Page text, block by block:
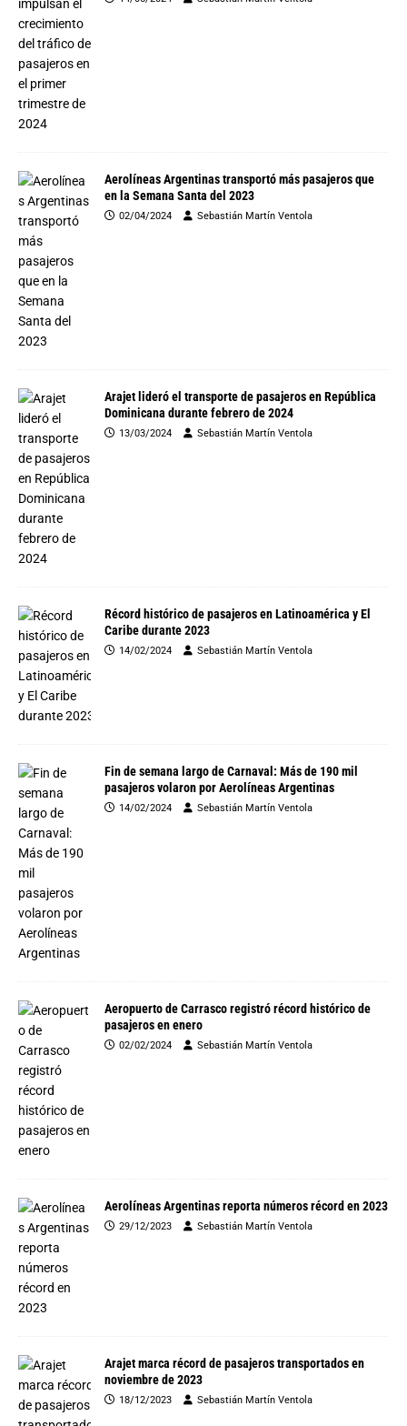
Aerolíneas Argentinas transportó más pasajeros que
en la Semana Santa del 2023
02/04/2024 Sebastián Martín Ventola
Arajet lideró el transporte de pasajeros en República
Dominicana durante febrero de 2024
13/03/2024 Sebastián Martín Ventola
Récord histórico de pasajeros en Latinoamérica y El
Caribe durante 2023
14/02/2024 Sebastián Martín Ventola
Fin de semana largo de Carnaval: Más de 190 mil
pasajeros volaron por Aerolíneas Argentinas
14/02/2024 Sebastián Martín Ventola
Aeropuerto de Carrasco registró récord histórico de
pasajeros en enero
02/02/2024 Sebastián Martín Ventola
Aerolíneas Argentinas reporta números récord en 2023
29/12/2023 Sebastián Martín Ventola
Arajet marca récord de pasajeros transportados en
noviembre de 2023
18/12/2023 Sebastián Martín Ventola